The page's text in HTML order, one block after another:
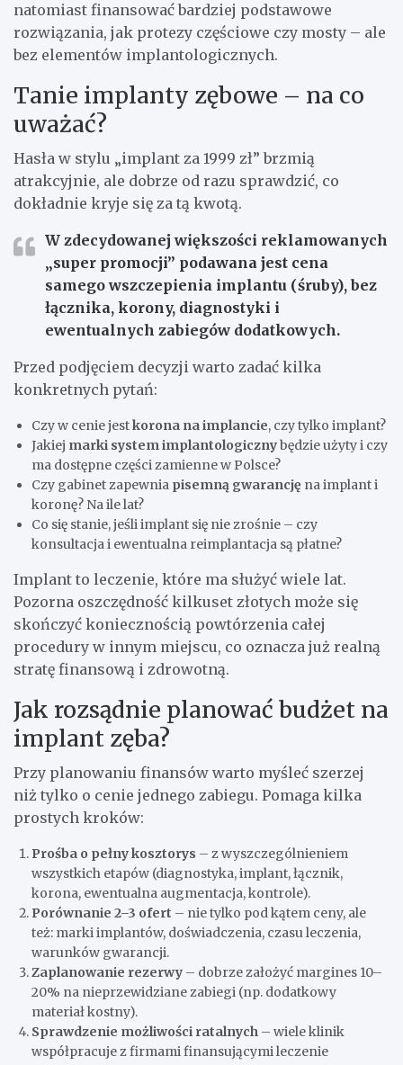
natomiast finansować bardziej podstawowe
rozwiązania, jak protezy częściowe czy mosty – ale
bez elementów implantologicznych.
Tanie implanty zębowe – na co
uważać?
Hasła w stylu „implant za 1999 zł” brzmią
atrakcyjnie, ale dobrze od razu sprawdzić, co
dokładnie kryje się za tą kwotą.
W zdecydowanej większości reklamowanych
„super promocji” podawana jest cena
samego wszczepienia implantu (śruby), bez
łącznika, korony, diagnostyki i
ewentualnych zabiegów dodatkowych.
Przed podjęciem decyzji warto zadać kilka
konkretnych pytań:
Czy w cenie jestkorona na implancie, czy tylko implant?
Jakiej marki system implantologicznybędzie użyty i czy
ma dostępne części zamienne w Polsce?
Czy gabinet zapewnia pisemną gwarancję na implant i
koronę? Na ile lat?
Co się stanie, jeśli implant się nie zrośnie – czy
konsultacja i ewentualna reimplantacja są płatne?
Implant to leczenie, które ma służyć wiele lat.
Pozorna oszczędność kilkuset złotych może się
skończyć koniecznością powtórzenia całej
procedury w innym miejscu, co oznacza już realną
stratę finansową i zdrowotną.
Jak rozsądnie planować budżet na
implant zęba?
Przy planowaniu finansów warto myśleć szerzej
niż tylko o cenie jednego zabiegu. Pomaga kilka
prostych kroków:
Prośba o pełny kosztorys – z wyszczególnieniem
wszystkich etapów (diagnostyka, implant, łącznik,
korona, ewentualna augmentacja, kontrole).
Porównanie 2–3 ofert – nie tylko pod kątem ceny, ale
też: marki implantów, doświadczenia, czasu leczenia,
warunków gwarancji.
Zaplanowanie rezerwy – dobrze założyć margines 10–
20% na nieprzewidziane zabiegi (np. dodatkowy
materiał kostny).
Sprawdzenie możliwości ratalnych – wiele klinik
współpracuje z firmami finansującymi leczenie